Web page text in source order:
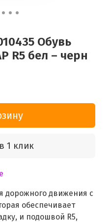
Обувь
R5 бел – черн
1 клик
дорожного движения с
обеспечивает
и подошвой R5,